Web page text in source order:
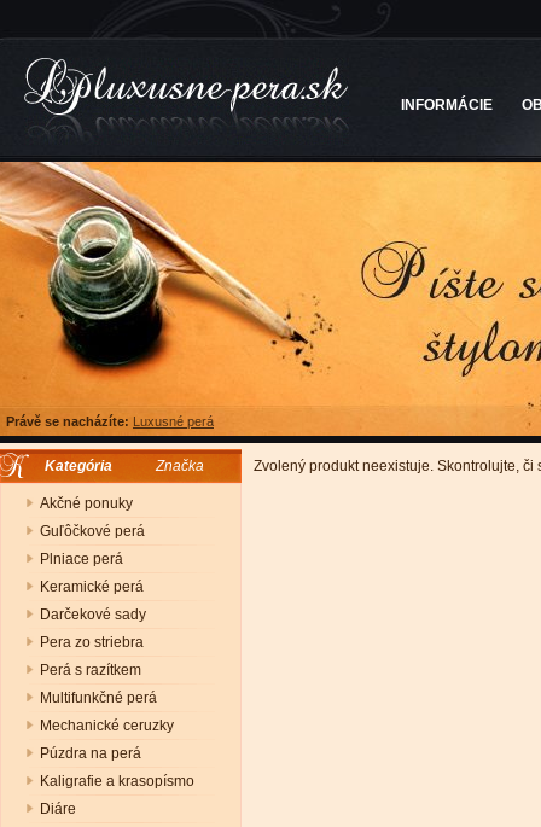
INFORMÁCIE
Právě se nacházíte: Luxusné perá
Kategória Značka
Akčné ponuky
Guľôčkové perá
Plniace perá
Keramické perá
Darčekové sady
Pera zo striebra
Perá s razítkem
Multifunkčné perá
Mechanické ceruzky
Púzdra na perá
Kaligrafie a krasopísmo
Diáre
Zvolený produkt neexistuje. Skontrolujte, či